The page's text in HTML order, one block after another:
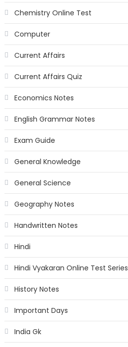
Chemistry Online Test
Computer
Current Affairs
Current Affairs Quiz
Economics Notes
English Grammar Notes
Exam Guide
General Knowledge
General Science
Geography Notes
Handwritten Notes
Hindi
Hindi Vyakaran Online Test Series
History Notes
Important Days
India Gk